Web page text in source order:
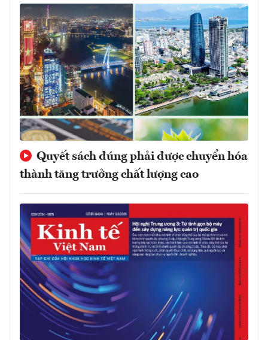
Quyết sách đúng phải được chuyển hóa
thành tăng trưởng chất lượng cao